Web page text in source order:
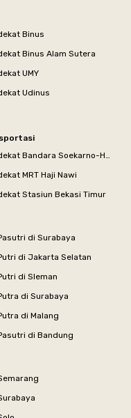
Binus
Binus Alam Sutera
UMY
Udinus
Kost dekat Bandara Soekarno-Hatta
MRT Haji Nawi
Stasiun Bekasi Timur
di Surabaya
di Jakarta Selatan
di Sleman
di Surabaya
di Malang
di Bandung